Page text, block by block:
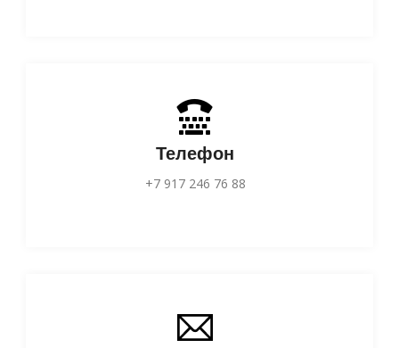
Телефон
+7 917 246 76 88